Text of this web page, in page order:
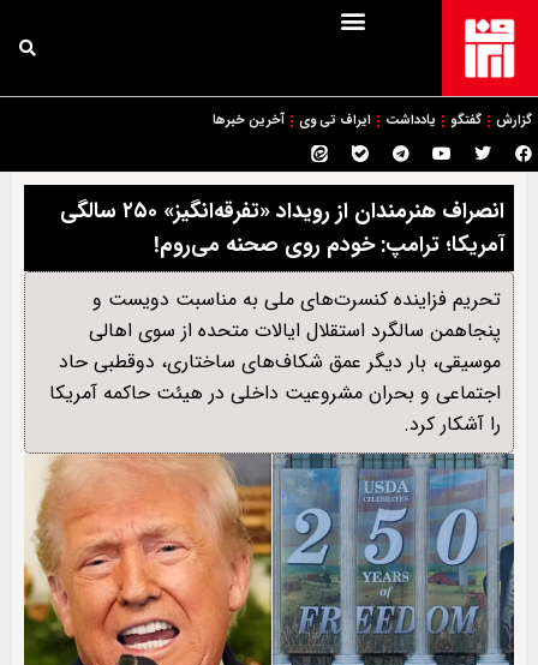
گزارش گفتگو یادداشت ایراف تی وی آخرین خبرها
انصراف هنرمندان از رویداد «تفرقه‌انگیز» ۲۵۰ سالگی
آمریکا؛ ترامپ: خودم روی صحنه می‌روم!
تحریم فزاینده کنسرت‌های ملی به مناسبت دویست و
پنجاهمن سالگرد استقلال ایالات متحده از سوی اهالی
موسیقی، بار دیگر عمق شکاف‌های ساختاری، دوقطبی حاد
اجتماعی و بحران مشروعیت داخلی در هیئت حاکمه آمریکا
را آشکار کرد.